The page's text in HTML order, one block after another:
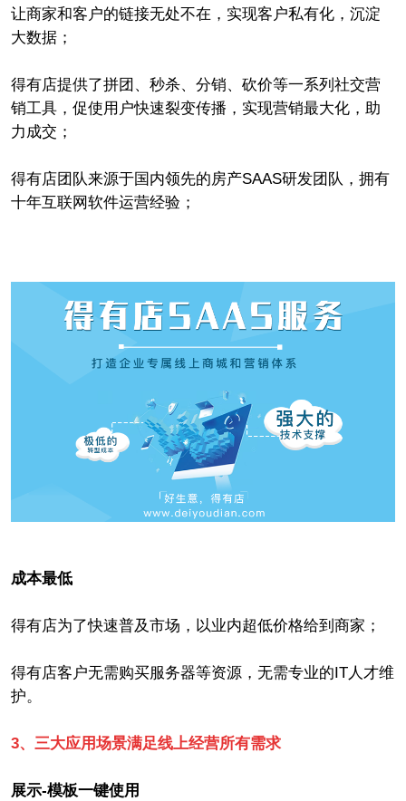
让商家和客户的链接无处不在，实现客户私有化，沉淀
大数据；
得有店提供了拼团、秒杀、分销、砍价等一系列社交营
销工具，促使用户快速裂变传播，实现营销最大化，助
力成交；
得有店团队来源于国内领先的房产SAAS研发团队，拥有
十年互联网软件运营经验；
成本最低
得有店为了快速普及市场，以业内超低价格给到商家；
得有店客户无需购买服务器等资源，无需专业的IT人才维
护。
3、三大应用场景满足线上经营所有需求
展示-模板一键使用